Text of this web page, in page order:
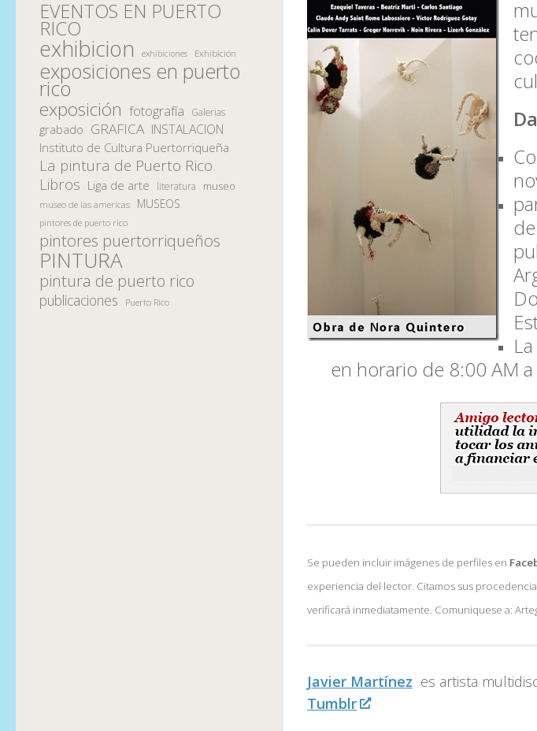
en horario de 8:00 AM
Se pueden incluir imágenes de perfiles en
experiencia del lector. Citamos sus
verificará inmediatamente. Comuniquese a:
Javier Martínez es artista
Tumblr
EVENTOS EN PUERTO
RICO
exhibicion exhibiciones Exhibición
exposiciones en puerto
rico
exposición fotografía Galerias
grabado GRAFICA INSTALACION
Instituto de Cultura Puertorriqueña
La pintura de Puerto Rico
Libros Liga de arte literatura museo
museo de las americas MUSEOS
pintores de puerto rico
pintores puertorriqueños
PINTURA
pintura de puerto rico
publicaciones Puerto Rico